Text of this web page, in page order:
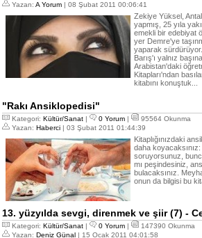
Yazan: A Yorum | 08 Şubat 2011 00:06:41
Zekiye Yüksel,
yapmış, 25 yıla
emekli bir edebiyat
yer Demre'ye
yaparak
Barış'ı yalnız
Arabistan'daki
Kitapları'ndan
kitabını konuştuk...
"Rakı Ansiklopedisi"
Kategori: Kültür/Sanat | 0 Yorum |
95564 Okunma
Yazan: Haberci | 03 Şubat 2011 01:44:39
Kitaplığınızdaki
daha
soruyorsunuz,
mı peşindesiniz,
bulacaksınız.
onun da bilgisi bu
13. yüzyılda sevgi, direnmek ve şiir (7) -
Kategori: Kültür/Sanat | 0 Yorum |
147390 Okunma
Yazan: Deniz Günal | 15 Ocak 2011 04:01:58